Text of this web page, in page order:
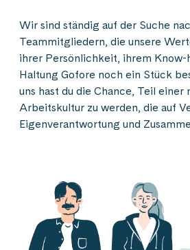
Wir sind ständig auf der Suche
Teammitgliedern, die unsere
ihrer Persönlichkeit, ihrem Know-
Haltung Gofore noch ein Stück
uns hast du die Chance, Teil
Arbeitskultur zu werden, die auf
Eigenverantwortung und